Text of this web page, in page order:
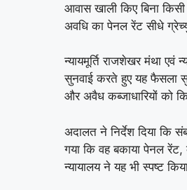
आवास खाली किए बिना
अवधि का पेनल रेंट सीधे
न्यायमूर्ति राजशेखर मंथा
सुनवाई करते हुए यह फैसला
और अवैध कब्जाधारियों को
अदालत ने निर्देश दिया कि
गया कि वह बकाया पेनल
न्यायालय ने यह भी स्पष्ट